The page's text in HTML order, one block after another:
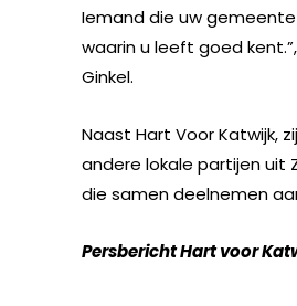
Iemand die uw
waarin u leeft goed
Ginkel.
Naast Hart Voor Katwijk,
andere lokale partijen uit
die samen deelnemen
Persbericht Hart voor